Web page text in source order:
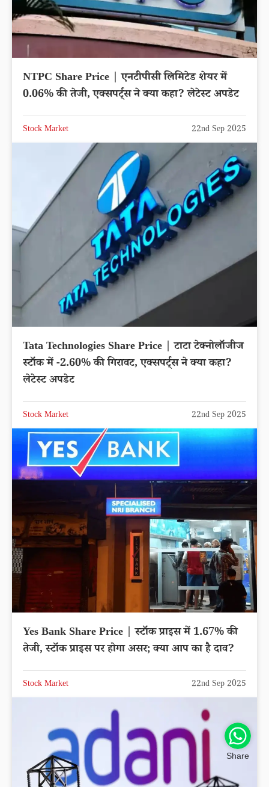
NTPC Share Price | एनटीपीसी लिमिटेड शेयर में
0.06% की तेजी, एक्सपर्ट्स ने क्या कहा? लेटेस्ट अपडेट
Stock Market 22nd Sep 2025
Tata Technologies Share Price | टाटा टेक्नोलॉजीज
स्टॉक में -2.60% की गिरावट, एक्सपर्ट्स ने क्या कहा?
लेटेस्ट अपडेट
Stock Market 22nd Sep 2025
Yes Bank Share Price | स्टॉक प्राइस में 1.67% की
तेजी, स्टॉक प्राइस पर होगा असर; क्या आप का है दाव?
Stock Market 22nd Sep 2025
Share